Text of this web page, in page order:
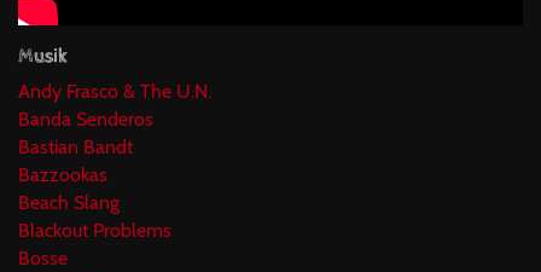
Musik
Andy Frasco & The U.N.
Banda Senderos
Bastian Bandt
Bazzookas
Beach Slang
Blackout Problems
Bosse